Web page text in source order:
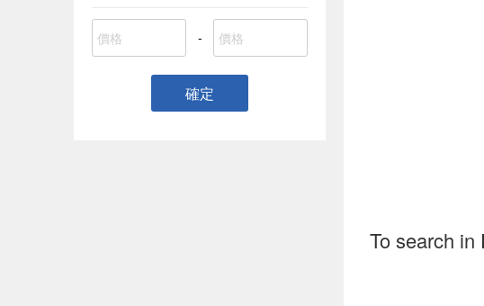
-
確定
To search in